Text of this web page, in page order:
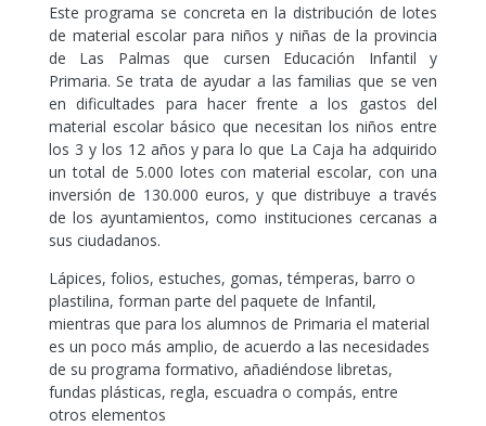
Este programa se concreta en la distribución de lotes
de material escolar para niños y niñas de la provincia
de Las Palmas que cursen Educación Infantil y
Primaria. Se trata de ayudar a las familias que se ven
en dificultades para hacer frente a los gastos del
material escolar básico que necesitan los niños entre
los 3 y los 12 años y para lo que La Caja ha adquirido
un total de 5.000 lotes con material escolar, con una
inversión de 130.000 euros, y que distribuye a través
de los ayuntamientos, como instituciones cercanas a
sus ciudadanos.
​Lápices, folios, estuches, gomas, témperas, barro o
plastilina, forman parte del paquete de Infantil,
mientras que para los alumnos de Primaria el material
es un poco más amplio, de acuerdo a las necesidades
de su programa formativo, añadiéndose libretas,
fundas plásticas, regla, escuadra o compás, entre
otros elementos